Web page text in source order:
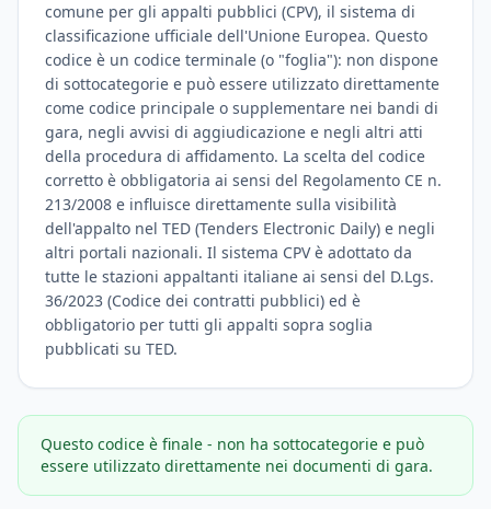
comune per gli appalti pubblici (CPV), il sistema di
classificazione ufficiale dell'Unione Europea. Questo
codice è un codice terminale (o "foglia"): non dispone
di sottocategorie e può essere utilizzato direttamente
come codice principale o supplementare nei bandi di
gara, negli avvisi di aggiudicazione e negli altri atti
della procedura di affidamento. La scelta del codice
corretto è obbligatoria ai sensi del Regolamento CE n.
213/2008 e influisce direttamente sulla visibilità
dell'appalto nel TED (Tenders Electronic Daily) e negli
altri portali nazionali. Il sistema CPV è adottato da
tutte le stazioni appaltanti italiane ai sensi del D.Lgs.
36/2023 (Codice dei contratti pubblici) ed è
obbligatorio per tutti gli appalti sopra soglia
pubblicati su TED.
Questo codice è finale - non ha sottocategorie e può
essere utilizzato direttamente nei documenti di gara.